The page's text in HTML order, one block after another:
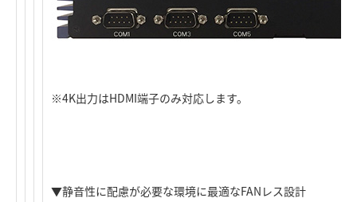
※4K出力はHDMI端子のみ対応します。
▼静音性に配慮が必要な環境に最適なFANレス設計